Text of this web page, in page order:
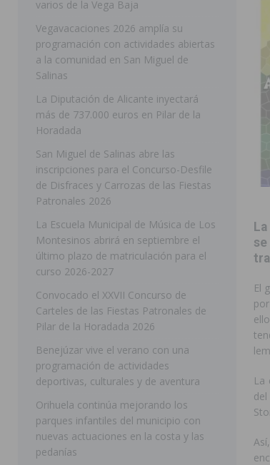
[ 05/08/2026 ]
Orihuela ultima diferentes
CEIP Virgen de la Puerta
ORIHUELA
Torrevieja presenta su
[ 05/08/2026 ] Sanidad Orihuela llama a
los desplazamientos
ORIHUELA
Orihuela acogerá una
ORIHUELA
[ 06/08/2026 ]
Redován presenta la
[ 06/08/2026 ] El PSOE denuncia una
[ 06/08/2026 ]
La Diputación destina
ellos varios de la Vega Baja
COMARCA
[ 06/08/2026 ] Vegavacaciones 2026
El
La
varios de la Vega Baja
Vegavacaciones 2026 amplía su
programación con actividades abiertas
a la comunidad en San Miguel de
Salinas
La Diputación de Alicante inyectará
más de 737.000 euros en Pilar de la
Horadada
San Miguel de Salinas abre las
inscripciones para el Concurso-Desfile
de Disfraces y Carrozas de las Fiestas
Patronales 2026
La Escuela Municipal de Música de Los
Montesinos abrirá en septiembre el
último plazo de matriculación para el
curso 2026-2027
Convocado el XXVII Concurso de
Carteles de las Fiestas Patronales de
Pilar de la Horadada 2026
Benejúzar vive el verano con una
programación de actividades
deportivas, culturales y de aventura
Orihuela continúa mejorando los
parques infantiles del municipio con
nuevas actuaciones en la costa y las
pedanías